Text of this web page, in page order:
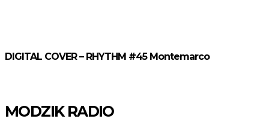
DIGITAL COVER – RHYTHM #45 Montemarco
MODZIK RADIO